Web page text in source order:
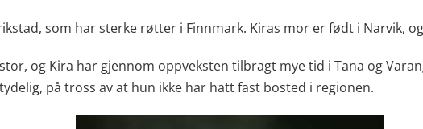
som har sterke røtter i Finnmark. Kiras mor er født i Narvik,
og Kira har gjennom oppveksten tilbragt mye tid i Tana og
på tross av at hun ikke har hatt fast bosted i regionen.